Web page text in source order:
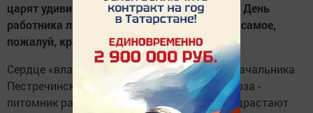
царят удивительные тишина и покой. А еще День
работника леса в нашей стране отмечают в самое,
пожалуй, красивое время года - осенью.
Сердце «владений» Разяпа Мухаметшина, начальника
Пестречинского участка Лаишевского лесхоза -
питомник размером четыре гектара, где подрастают